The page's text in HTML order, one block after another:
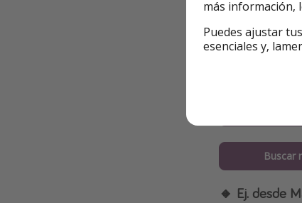
🔸 Ej. desde
18.03 -
Buscar
🔸 Ej. desde
más información,
Puedes ajustar
esenciales y,